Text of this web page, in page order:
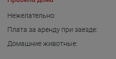
Нежелательно:
Плата за аренду при заезде:
Домашние животные: